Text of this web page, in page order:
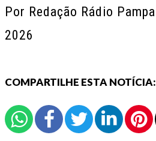
Por Redação Rádio Pampa
2026
COMPARTILHE ESTA NOTÍCIA: